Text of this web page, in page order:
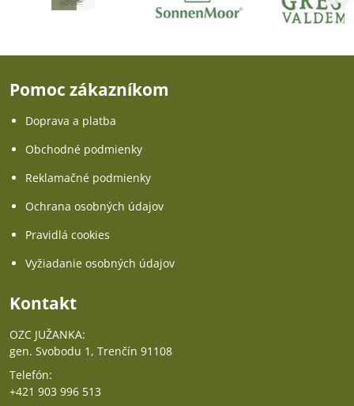
Pomoc zákazníkom
Doprava a platba
Obchodné podmienky
Reklamačné podmienky
Ochrana osobných údajov
Pravidlá cookies
Vyžiadanie osobných údajov
Kontakt
OZC JUŽANKA:
gen. Svobodu 1, Trenčín 91108
Telefón:
+421 903 996 513